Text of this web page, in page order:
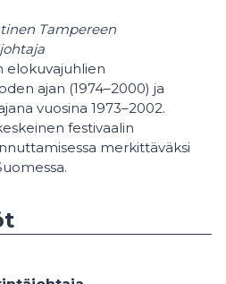
Tampereen
elokuvajuhlien
ajan (1974–2000) ja
vuosina 1973–2002.
festivaalin
merkittäväksi